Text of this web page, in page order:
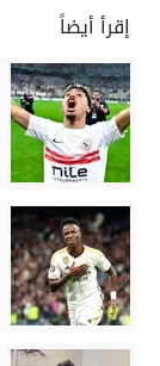
إقرأ أيضاً